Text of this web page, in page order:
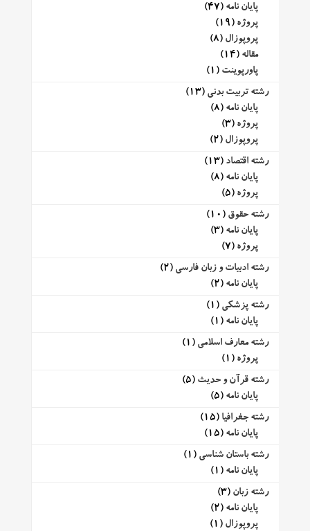
پایان نامه (47)
پروژه (19)
پروپوزال (8)
مقاله (14)
پاورپوینت (1)
رشته تربیت بدنی (13)
پایان نامه (8)
پروژه (3)
پروپوزال (2)
رشته اقتصاد (13)
پایان نامه (8)
پروژه (5)
رشته حقوق (10)
پایان نامه (3)
پروژه (7)
رشته ادبیات و زبان فارسی (2)
پایان نامه (2)
رشته پزشکی (1)
پایان نامه (1)
رشته معارف اسلامی (1)
پروژه (1)
رشته قرآن و حدیث (5)
پایان نامه (5)
رشته جغرافیا (15)
پایان نامه (15)
رشته باستان شناسی (1)
پایان نامه (1)
رشته زبان (3)
پایان نامه (2)
پروپوزال (1)